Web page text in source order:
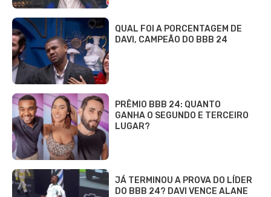
QUAL FOI A PORCENTAGEM DE
DAVI, CAMPEÃO DO BBB 24
PRÊMIO BBB 24: QUANTO
GANHA O SEGUNDO E TERCEIRO
LUGAR?
JÁ TERMINOU A PROVA DO LÍDER
DO BBB 24? DAVI VENCE ALANE